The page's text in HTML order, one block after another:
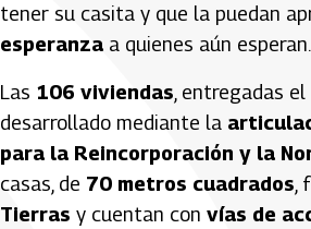
tener su casita y que la puedan
esperanza a quienes aún esperan.
Las 106 viviendas , entregadas
desarrollado mediante la
para la Reincorporación y la
casas, de 70 metros cuadrados
Tierras y cuentan con vías de